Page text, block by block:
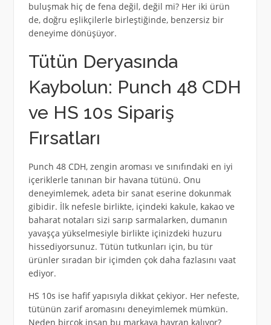
buluşmak hiç de fena değil, değil mi? Her iki ürün
de, doğru eşlikçilerle birleştiğinde, benzersiz bir
deneyime dönüşüyor.
Tütün Deryasında
Kaybolun: Punch 48 CDH
ve HS 10s Sipariş
Fırsatları
Punch 48 CDH, zengin aroması ve sınıfındaki en iyi
içeriklerle tanınan bir havana tütünü. Onu
deneyimlemek, adeta bir sanat eserine dokunmak
gibidir. İlk nefesle birlikte, içindeki kakule, kakao ve
baharat notaları sizi sarıp sarmalarken, dumanın
yavaşça yükselmesiyle birlikte içinizdeki huzuru
hissediyorsunuz. Tütün tutkunları için, bu tür
ürünler sıradan bir içimden çok daha fazlasını vaat
ediyor.
HS 10s ise hafif yapısıyla dikkat çekiyor. Her nefeste,
tütünün zarif aromasını deneyimlemek mümkün.
Neden birçok insan bu markaya hayran kalıyor?